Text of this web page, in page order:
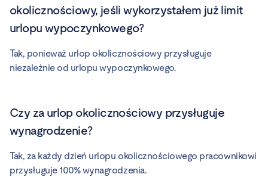
okolicznościowy, jeśli wykorzystałem już limit
urlopu wypoczynkowego?
Tak, ponieważ urlop okolicznościowy przysługuje
niezależnie od urlopu wypoczynkowego.
Czy za urlop okolicznościowy przysługuje
wynagrodzenie?
Tak, za każdy dzień urlopu okolicznościowego pracownikowi
przysługuje 100% wynagrodzenia.